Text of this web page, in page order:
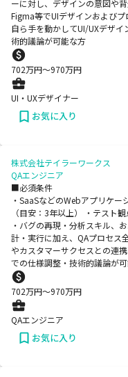
ーに対し、デザインの意図や
Figma等でUIデザインおよびプ
自ら手を動かしてUI/UXデザ
術的議論が可能な方
702万円〜970万円
UI・UXデザイナー
お気に入り
株式会社テイラーワークス
QAエンジニア
■必須条件
・SaaSなどのWebアプリケ
（目安：3年以上） ・テスト
・バグの再現・分析スキル、
計・実行に加え、QAプロセス
やカスタマーサクセスとの連
での仕様調整・技術的議論が
702万円〜970万円
QAエンジニア
お気に入り